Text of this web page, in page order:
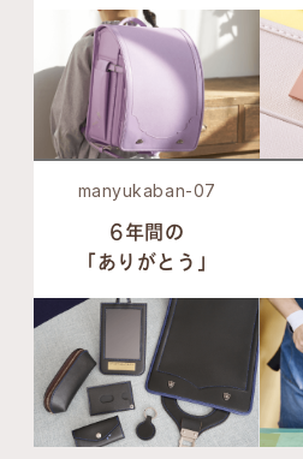
manyukaban-07
6年間の
「ありがとう」